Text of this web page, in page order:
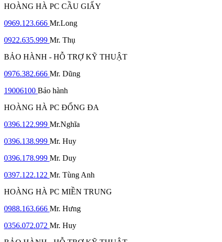
HOÀNG HÀ PC CẦU GIẤY
0969.123.666 Mr.Long
0922.635.999 Mr. Thụ
BẢO HÀNH - HỖ TRỢ KỸ THUẬT
0976.382.666 Mr. Dũng
19006100 Bảo hành
HOÀNG HÀ PC ĐỐNG ĐA
0396.122.999 Mr.Nghĩa
0396.138.999 Mr. Huy
0396.178.999 Mr. Duy
0397.122.122 Mr. Tùng Anh
HOÀNG HÀ PC MIỀN TRUNG
0988.163.666 Mr. Hưng
0356.072.072 Mr. Huy